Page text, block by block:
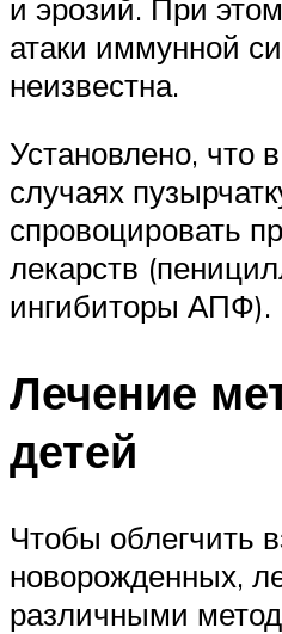
и эрозий. При
атаки иммунной
неизвестна.
Установлено, что
случаях
спровоцировать
лекарств
ингибиторы АПФ).
Лечение
детей
Чтобы облегчить
новорожденных,
различными